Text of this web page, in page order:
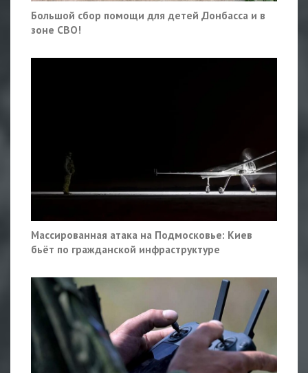
Большой сбор помощи для детей Донбасса и в
зоне СВО!
Массированная атака на Подмосковье: Киев
бьёт по гражданской инфраструктуре